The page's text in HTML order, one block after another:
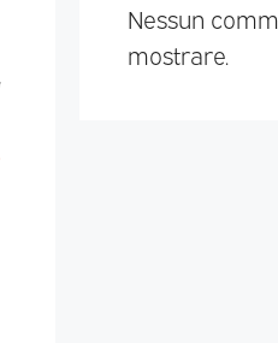
Nessun
mostrare.